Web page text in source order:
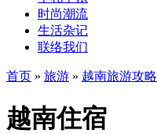
时尚潮流
生活杂记
联络我们
首页 » 旅游 » 越南旅游攻略
越南住宿